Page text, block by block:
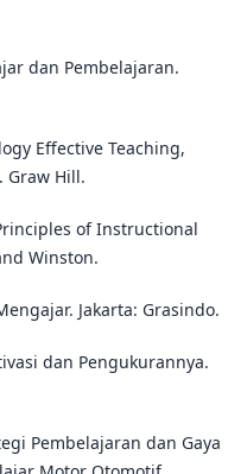
dan Pembelajaran.
Effective Teaching,
Graw Hill.
of Instructional
Winston.
Jakarta: Grasindo.
dan Pengukurannya.
Pembelajaran dan Gaya